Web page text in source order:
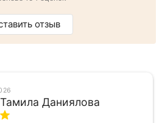
отзыв
Тамила Даниялова